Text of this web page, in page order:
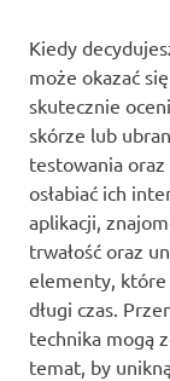
Kiedy
może okazać
skutecznie
skórze lub
testowania
osłabiać ich
aplikacji,
trwałość oraz
elementy, które
długi czas.
technika mogą
temat, by